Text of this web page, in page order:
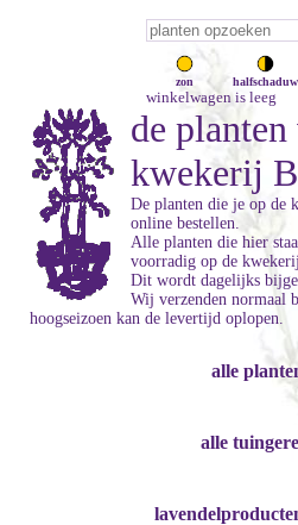
zon halfschaduw
winkelwagen is leeg
de planten
kwekerij
De planten die je op de
online bestellen.
Alle planten die hier
voorradig op de
Dit wordt dagelijks
Wij verzenden normaal
hoogseizoen kan de levertijd oplopen.
alle
alle